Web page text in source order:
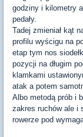
godziny i kilometry
pedały.
Tadej zmieniał kąt
profilu wyścigu na
etap tym nos
pozycji na długim
klamkami
atak a potem
Albo metodą prób i
zakres ruchów ale i
rowerze pod